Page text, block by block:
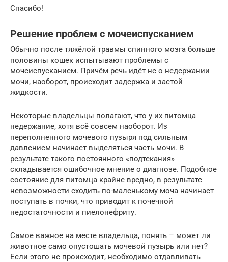
Спасибо!
Решение проблем с мочеиспусканием
Обычно после тяжёлой травмы спинного мозга больше
половины кошек испытывают проблемы с
мочеиспусканием. Причём речь идёт не о недержании
мочи, наоборот, происходит задержка и застой
жидкости.
Некоторые владельцы полагают, что у их питомца
недержание, хотя всё совсем наоборот. Из
переполненного мочевого пузыря под сильным
давлением начинает выделяться часть мочи. В
результате такого постоянного «подтекания»
складывается ошибочное мнение о диагнозе. Подобное
состояние для питомца крайне вредно, в результате
невозможности сходить по-маленькому моча начинает
поступать в почки, что приводит к почечной
недостаточности и пиелонефриту.
Самое важное на месте владельца, понять – может ли
животное само опустошать мочевой пузырь или нет?
Если этого не происходит, необходимо отдавливать